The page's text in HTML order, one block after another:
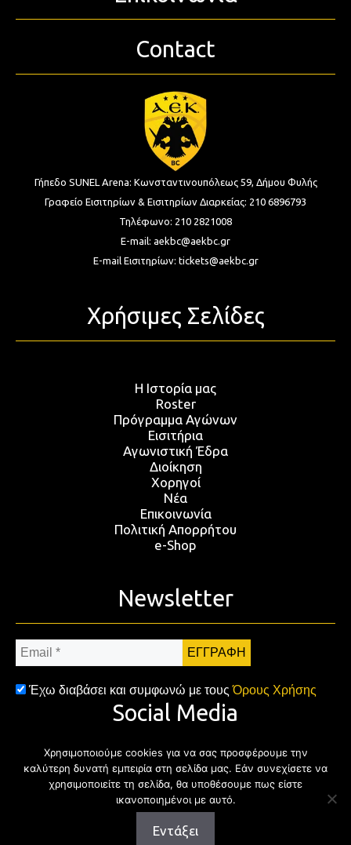
Contact
Γήπεδο SUNEL Arena: Κωνσταντινουπόλεως 59, Δήμου Φυλής
Γραφείο Εισιτηρίων & Εισιτηρίων Διαρκείας: 210 6896793
Τηλέφωνο: 210 2821008
E-mail: aekbc@aekbc.gr
E-mail Εισιτηρίων: tickets@aekbc.gr
Χρήσιμες Σελίδες
Η Ιστορία μας
Roster
Πρόγραμμα Αγώνων
Εισιτήρια
Αγωνιστική Έδρα
Διοίκηση
Χορηγοί
Νέα
Επικοινωνία
Πολιτική Απορρήτου
e-Shop
Newsletter
Email
*
Έχω διαβάσει και συμφωνώ με τουςΌρους Χρήσης
Social Media
FacebookTwitter Instagram
Copyright © 2026 | All rights reserved
Χρησιμοποιούμε cookies για να σας προσφέρουμε την
καλύτερη δυνατή εμπειρία στη σελίδα μας. Εάν συνεχίσετε να
χρησιμοποιείτε τη σελίδα, θα υποθέσουμε πως είστε
ικανοποιημένοι με αυτό.
Εντάξει